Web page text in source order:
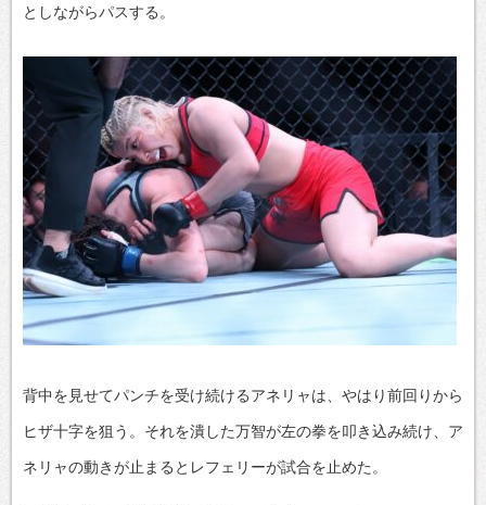
としながらパスする。
背中を見せてパンチを受け続けるアネリャは、やはり前回りから
ヒザ十字を狙う。それを潰した万智が左の拳を叩き込み続け、ア
ネリャの動きが止まるとレフェリーが試合を止めた。